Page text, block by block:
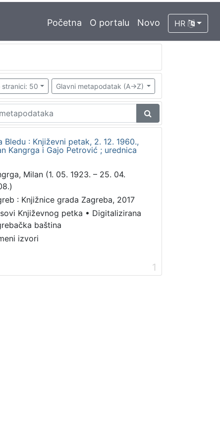
Početna O portalu Novo HR
stranici: 50 Glavni metapodatak (A->Z)
: Književni petak, 2. 12. 1960.,
Kangrga i Gajo Petrović ; urednica
Milan (1. 05. 1923. – 25. 04.
: Knjižnice grada Zagreba, 2017
Književnog petka • Digitalizirana
baština
izvori
1